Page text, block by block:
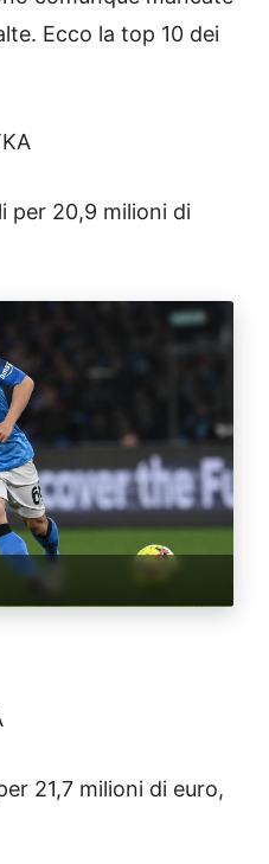
Ecco la top 10 dei
per 20,9 milioni di
21,7 milioni di euro,